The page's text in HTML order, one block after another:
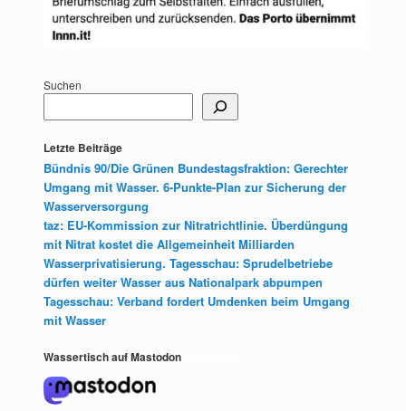
Suchen
Letzte Beiträge
Bündnis 90/Die Grünen Bundestagsfraktion: Gerechter
Umgang mit Wasser. 6-Punkte-Plan zur Sicherung der
Wasserversorgung
taz: EU-Kommission zur Nitratrichtlinie. Überdüngung
mit Nitrat kostet die Allgemeinheit Milliarden
Wasserprivatisierung. Tagesschau: Sprudelbetriebe
dürfen weiter Wasser aus Nationalpark abpumpen
Tagesschau: Verband fordert Umdenken beim Umgang
mit Wasser
Wassertisch auf Mastodon